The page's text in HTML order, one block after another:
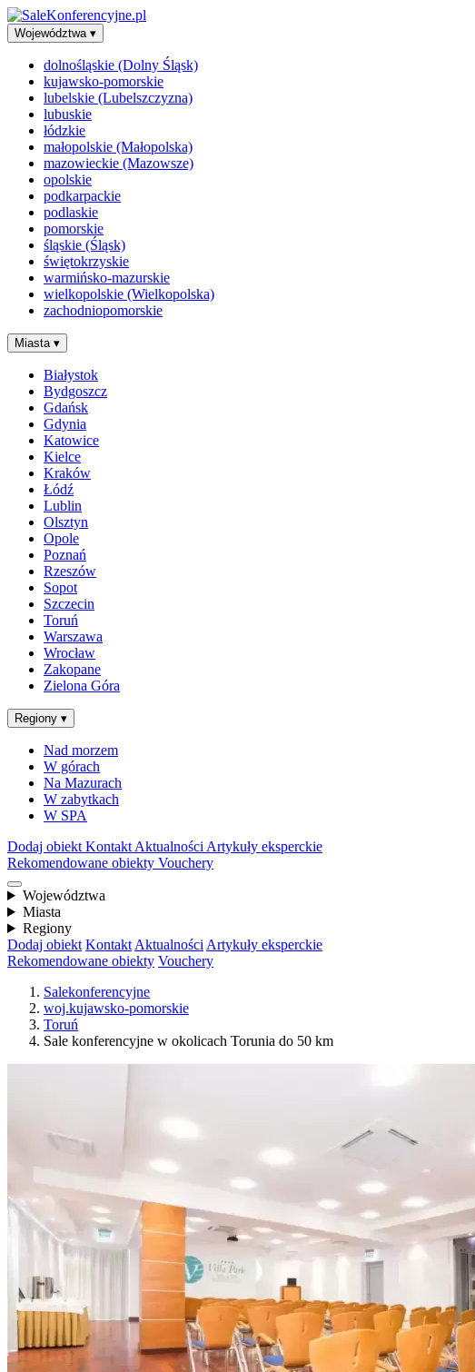
Województwa ▾
dolnośląskie (Dolny Śląsk)
kujawsko-pomorskie
lubelskie (Lubelszczyzna)
lubuskie
łódzkie
małopolskie (Małopolska)
mazowieckie (Mazowsze)
opolskie
podkarpackie
podlaskie
pomorskie
śląskie (Śląsk)
świętokrzyskie
warmińsko-mazurskie
wielkopolskie (Wielkopolska)
zachodniopomorskie
Miasta ▾
Białystok
Bydgoszcz
Gdańsk
Gdynia
Katowice
Kielce
Kraków
Łódź
Lublin
Olsztyn
Opole
Poznań
Rzeszów
Sopot
Szczecin
Toruń
Warszawa
Wrocław
Zakopane
Zielona Góra
Regiony ▾
Nad morzem
W górach
Na Mazurach
W zabytkach
W SPA
Dodaj obiekt Kontakt Aktualności Artykuły eksperckie
Rekomendowane obiekty Vouchery
Województwa
Miasta
Regiony
Dodaj obiekt Kontakt Aktualności Artykuły eksperckie
Rekomendowane obiekty Vouchery
Salekonferencyjne
woj.kujawsko-pomorskie
Toruń
Sale konferencyjne w okolicach Torunia do 50 km